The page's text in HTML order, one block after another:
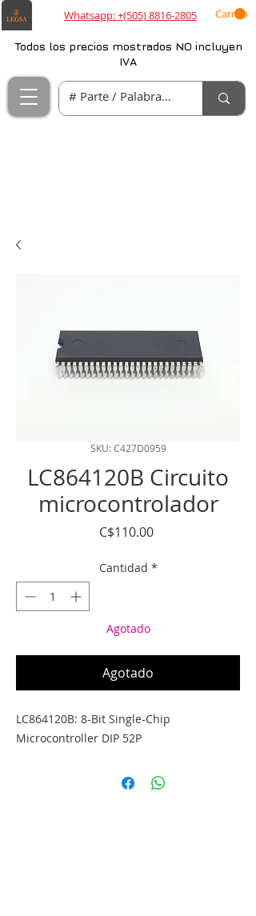
Whatsapp: +(505) 8816-2805 Carrito
Todos los precios mostrados NO incluyen
IVA
SKU: C427D0959
LC864120B Circuito
microcontrolador
C$110.00Precio
Cantidad *
Agotado
Agotado
LC864120B: 8-Bit Single-Chip
Microcontroller DIP 52P